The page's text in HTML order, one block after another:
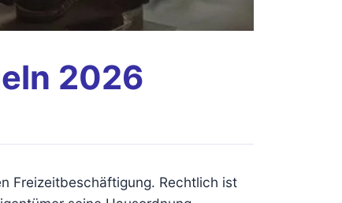
2026
Freizeitbeschäftigung. Rechtlich ist